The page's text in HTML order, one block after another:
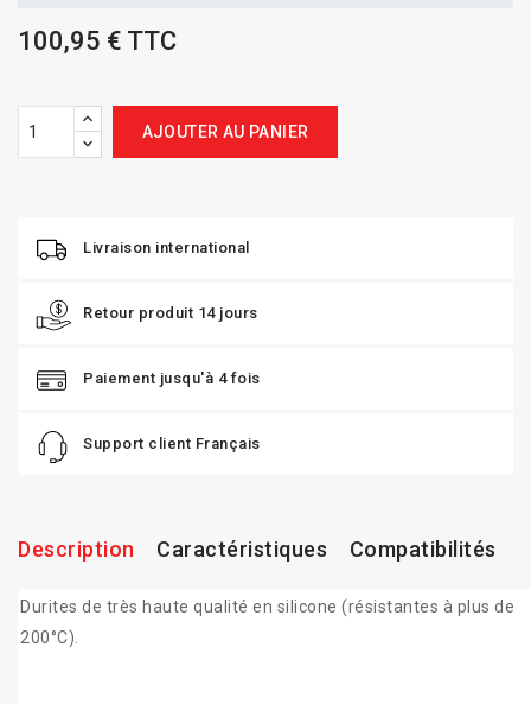
100,95 € TTC
AJOUTER AU PANIER
Livraison international
Retour produit 14 jours
Paiement jusqu'à 4 fois
Support client Français
Description Caractéristiques Compatibilités
Durites de très haute qualité en silicone (résistantes à plus de
200°C).